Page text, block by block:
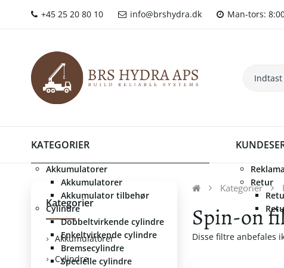
+45 25 20 80 10 info@brshydra.dk Man-tors:
KATEGORIER
Akkumulatorer
Akkumulatorer
Akkumulator tilbehør
Cylindre
Dobbeltvirkende cylindre
Enkeltvirkende cylindre
Bremsecylindre
Specielle cylindre
Retur
Kategorier
Akkumulatorer
Cylindre
Kategorier
Spin-on
Disse filtre anbefales